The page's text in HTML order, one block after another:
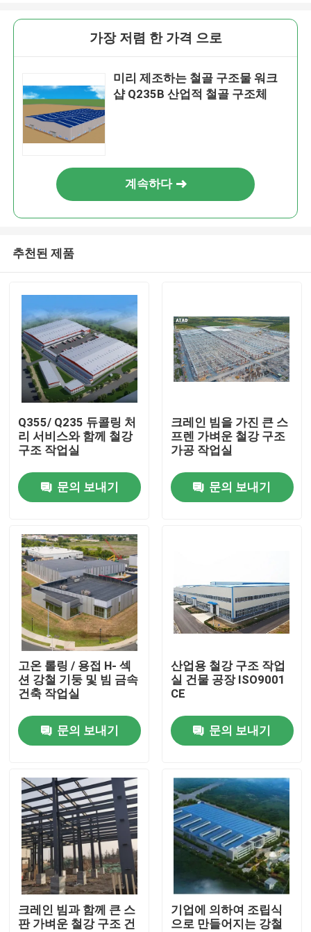
제품
동영상
우리에 대하여
공장 여행
품질 관리
인용문을 요구하세요
철골 구조물 저장소
철골 구조물 워크샵
가벼운 철골 구조물
가장 저렴 한 가격 으로
미리 제조하는 철골 구조물 워크
샵 Q235B 산업적 철골 구조체
계속하다
추천된 제품
Q355/ Q235 듀콜링 처
리 서비스와 함께 철강
구조 작업실
문의 보내기
크레인 빔을 가진 큰 스
프렌 가벼운 철강 구조
가공 작업실
문의 보내기
고온 롤링 / 용접 H- 섹
션 강철 기둥 및 빔 금속
건축 작업실
문의 보내기
산업용 철강 구조 작업
실 건물 공장 ISO9001
CE
문의 보내기
크레인 빔과 함께 큰 스
판 가벼운 철강 구조 건
기업에 의하여 조립식
으로 만들어지는 강철